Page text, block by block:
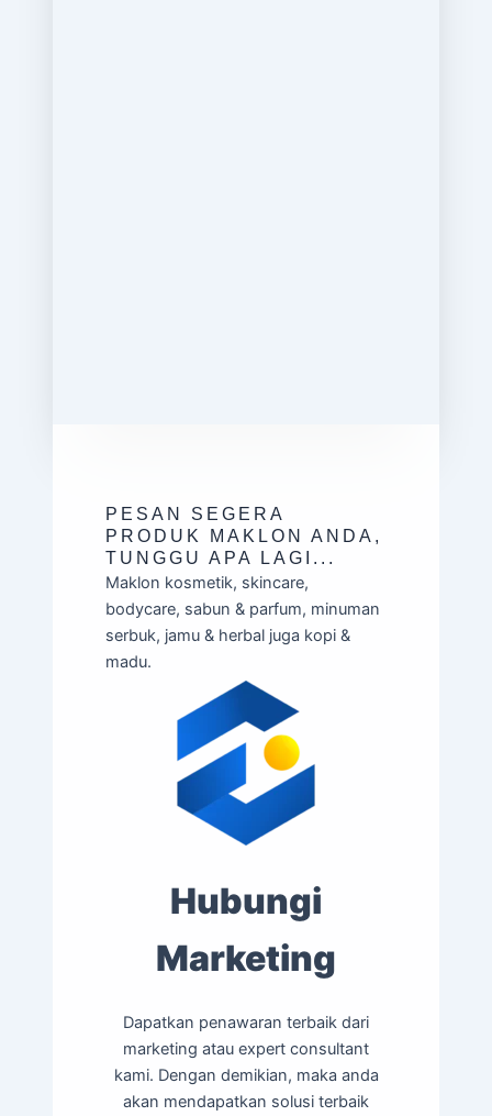
PESAN SEGERA
PRODUK MAKLON ANDA,
TUNGGU APA LAGI...
Maklon kosmetik, skincare,
bodycare, sabun & parfum, minuman
serbuk, jamu & herbal juga kopi &
madu.
Hubungi
Marketing
Dapatkan penawaran terbaik dari
marketing atau expert consultant
kami. Dengan demikian, maka anda
akan mendapatkan solusi terbaik